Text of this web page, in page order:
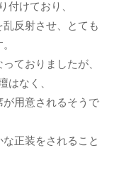
付けており、
反射させ、とても
ておりましたが、
はなく、
用意されるそうで
正装をされること